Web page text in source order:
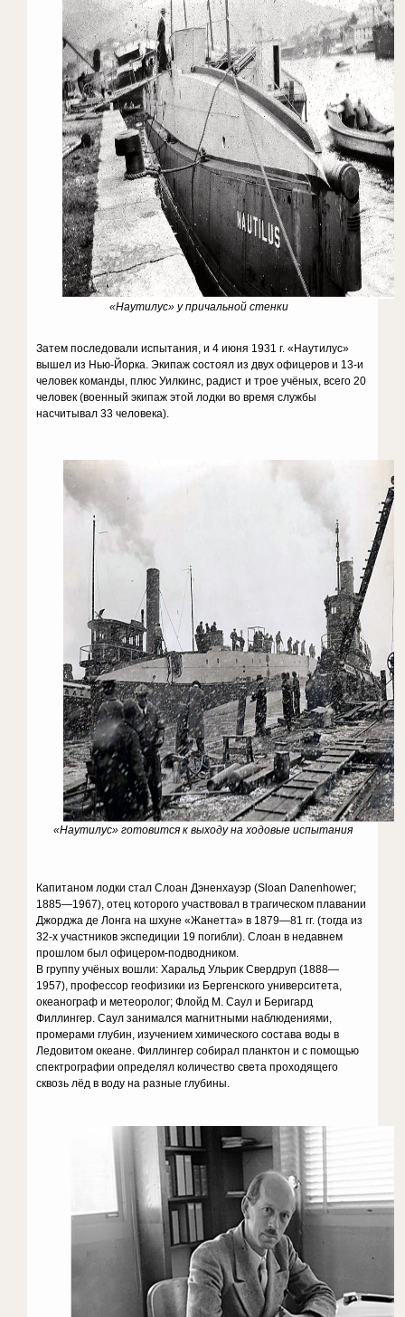
«Наутилус» у причальной стенки
Затем последовали испытания, и 4 июня 1931 г. «Наутилус»
вышел из Нью-Йорка. Экипаж состоял из двух офицеров и 13-и
человек команды, плюс Уилкинс, радист и трое учёных, всего 20
человек (военный экипаж этой лодки во время службы
насчитывал 33 человека).
«Наутилус» готовится к выходу на ходовые испытания
Капитаном лодки стал Слоан Дэненхауэр (Sloan Danenhower;
1885—1967), отец которого участвовал в трагическом плавании
Джорджа де Лонга на шхуне «Жанетта» в 1879—81 гг. (тогда из
32-х участников экспедиции 19 погибли). Слоан в недавнем
прошлом был офицером-подводником.
В группу учёных вошли: Харальд Ульрик Свердруп (1888—
1957), профессор геофизики из Бергенского университета,
океанограф и метеоролог; Флойд М. Саул и Беригард
Филлингер. Саул занимался магнитными наблюдениями,
промерами глубин, изучением химического состава воды в
Ледовитом океане. Филлингер собирал планктон и с помощью
спектрографии определял количество света проходящего
сквозь лёд в воду на разныеглубины.